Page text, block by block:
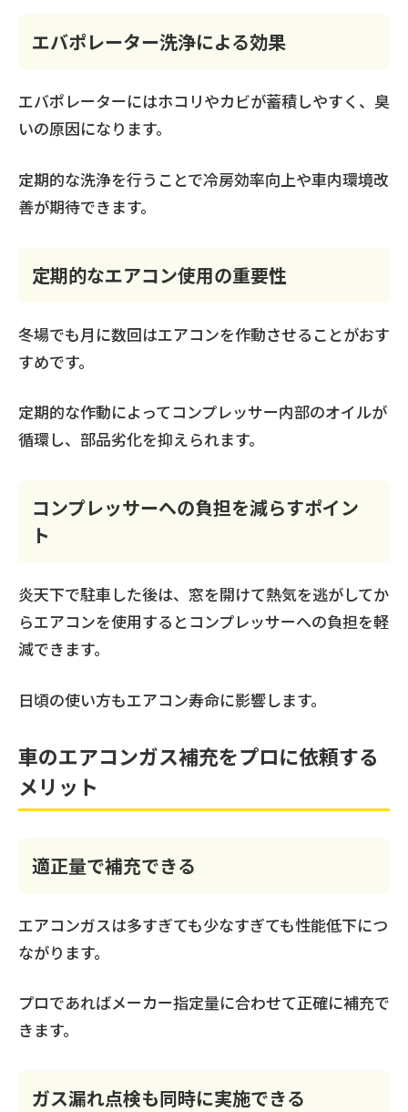
エバポレーター洗浄による効果
エバポレーターにはホコリやカビが蓄積しやすく、臭
いの原因になります。
定期的な洗浄を行うことで冷房効率向上や車内環境改
善が期待できます。
定期的なエアコン使用の重要性
冬場でも月に数回はエアコンを作動させることがおす
すめです。
定期的な作動によってコンプレッサー内部のオイルが
循環し、部品劣化を抑えられます。
コンプレッサーへの負担を減らすポイン
ト
炎天下で駐車した後は、窓を開けて熱気を逃がしてか
らエアコンを使用するとコンプレッサーへの負担を軽
減できます。
日頃の使い方もエアコン寿命に影響します。
車のエアコンガス補充をプロに依頼する
メリット
適正量で補充できる
エアコンガスは多すぎても少なすぎても性能低下につ
ながります。
プロであればメーカー指定量に合わせて正確に補充で
きます。
ガス漏れ点検も同時に実施できる